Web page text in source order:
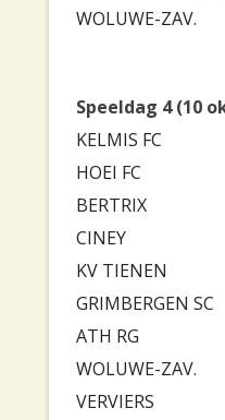
WOLUWE-ZAV.
Speeldag 4 (10
KELMIS FC
HOEI FC
BERTRIX
CINEY
KV TIENEN
GRIMBERGEN SC
ATH RG
WOLUWE-ZAV.
VERVIERS